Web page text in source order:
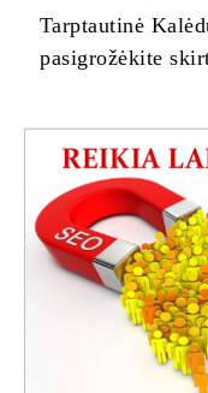
Tarptautinė
pasigrožėkite